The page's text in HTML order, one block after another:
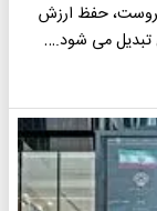
حفظ ارزش
تبدیل می شود.…